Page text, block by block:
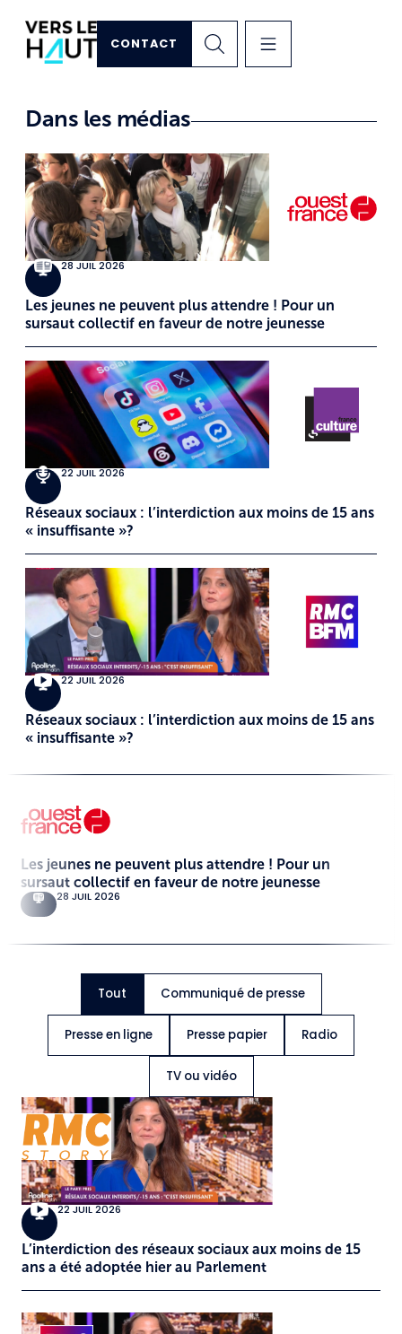
CONTACT
Dans les médias
28 JUIL 2026
Les jeunes ne peuvent plus attendre ! Pour un
sursaut collectif en faveur de notre jeunesse
22 JUIL 2026
Réseaux sociaux : l’interdiction aux moins de 15 ans
« insuffisante »?
22 JUIL 2026
Réseaux sociaux : l’interdiction aux moins de 15 ans
« insuffisante »?
28 JUIL 2026
Les jeunes ne peuvent plus attendre ! Pour un
sursaut collectif en faveur de notre jeunesse
Communiqué de presse
Presse en ligne Presse papier Radio
TV ou vidéo
Tout
22 JUIL 2026
L’interdiction des réseaux sociaux aux moins de 15
ans a été adoptée hier au Parlement